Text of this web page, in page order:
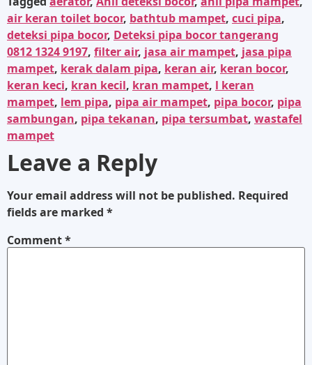
air keran toilet bocor, bathtub mampet, cuci pipa,
deteksi pipa bocor, Deteksi pipa bocor tangerang
0812 1324 9197, filter air, jasa air mampet, jasa pipa
mampet, kerak dalam pipa, keran air, keran bocor,
keran keci, kran kecil, kran mampet, l keran
mampet, lem pipa, pipa air mampet, pipa bocor, pipa
sambungan, pipa tekanan, pipa tersumbat, wastafel
mampet
Leave a Reply
Your email address will not be published. Required
fields are marked *
Comment*